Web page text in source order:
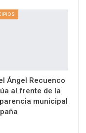
Ángel Recuenco
al frente de la
municipal